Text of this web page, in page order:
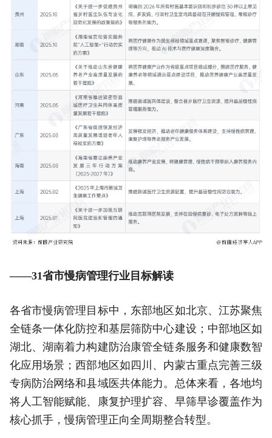
——31省市慢病管理行业目标解读
各省市慢病管理目标中，东部地区如北京、江苏聚焦
全链条一体化防控和基层筛防中心建设；中部地区如
湖北、湖南着力构建防治康管全链条服务和健康数智
化应用场景；西部地区如四川、内蒙古重点完善三级
专病防治网络和县域医共体能力。总体来看，各地均
将人工智能赋能、康复护理扩容、早筛早诊覆盖作为
核心抓手，慢病管理正向全周期整合转型。